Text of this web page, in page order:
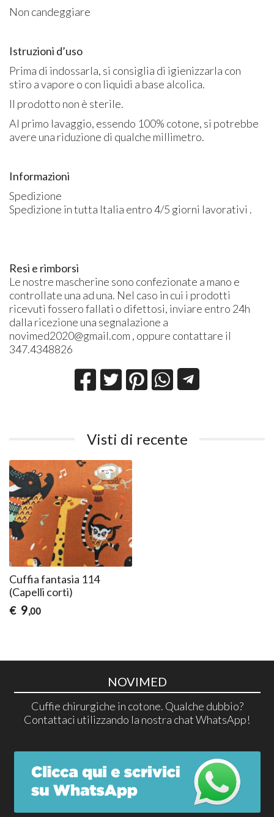
Non candeggiare
Istruzioni d’uso
Prima di indossarla, si consiglia di igienizzarla con
stiro a vapore o con liquidi a base alcolica.
Il prodotto non è sterile.
Al primo lavaggio, essendo 100% cotone, si potrebbe
avere una riduzione di qualche millimetro.
Informazioni
Spedizione
Spedizione in tutta Italia entro 4/5 giorni lavorativi .
Resi e rimborsi
Le nostre mascherine sono confezionate a mano e
controllate una ad una. Nel caso in cui i prodotti
ricevuti fossero fallati o difettosi, inviare entro 24h
dalla ricezione una segnalazione a
novimed2020@gmail.com , oppure contattare il
347.4348826
Visti di recente
Cuffia fantasia 114
(Capelli corti)
€ 9,00
NOVIMED
Cuffie chirurgiche in cotone. Qualche dubbio?
Contattaci utilizzando la nostra chat WhatsApp!